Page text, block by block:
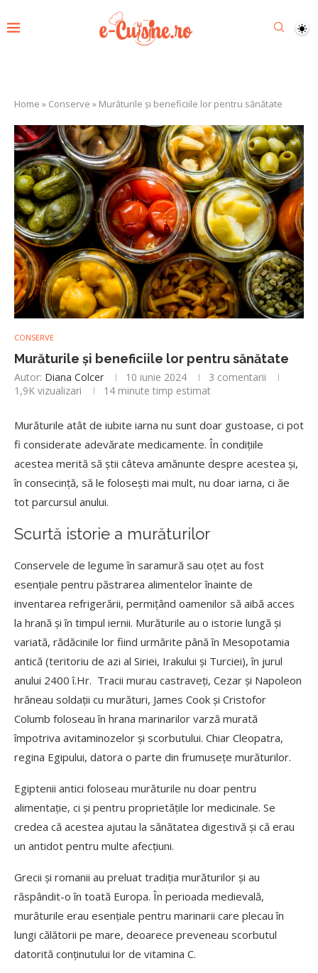
Home » Conserve » Murăturile și beneficiile lor pentru sănătate
CONSERVE
Murăturile și beneficiile lor pentru sănătate
Autor: Diana Colcer 10 iunie 2024
3 comentarii
1,9K vizualizari 14 minute timp estimat
Murăturile atât de iubite iarna nu sunt doar gustoase, ci pot
fi considerate adevărate medicamente. În condițiile
acestea merită să știi câteva amănunte despre acestea și,
în consecință, să le folosești mai mult, nu doar iarna, ci ăe
tot parcursul anului.
Scurtă istorie a murăturilor
Conservele de legume în saramură sau oțet au fost
esențiale pentru păstrarea alimentelor înainte de
inventarea refrigerării, permițând oamenilor să aibă acces
la hrană și în timpul iernii. Murăturile au o istorie lungă și
variată, rădăcinile lor fiind urmărite până în Mesopotamia
antică (teritoriu de azi al Siriei, Irakului și Turciei), în jurul
anului 2400 î.Hr. Tracii murau castraveți, Cezar și Napoleon
hrăneau soldații cu murături, James Cook și Cristofor
Columb foloseau în hrana marinarilor varză murată
împotriva avitaminozelor și scorbutului. Chiar Cleopatra,
regina Egipului, datora o parte din frumusețe murăturilor.
Egiptenii antici foloseau murăturile nu doar pentru
alimentație, ci și pentru proprietățile lor medicinale. Se
credea că acestea ajutau la sănătatea digestivă și că erau
un antidot pentru multe afecțiuni.
Grecii și romanii au preluat tradiția murăturilor și au
răspândit-o în toată Europa. În perioada medievală,
murăturile erau esențiale pentru marinarii care plecau în
lungi călătorii pe mare, deoarece preveneau scorbutul
datorită conținutului lor de vitamina C.